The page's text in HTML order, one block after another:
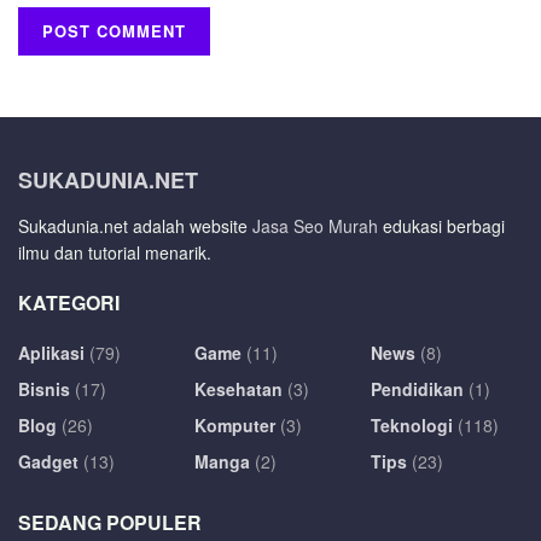
SUKADUNIA.NET
Sukadunia.net adalah website Jasa Seo Murah edukasi berbagi
ilmu dan tutorial menarik.
KATEGORI
Aplikasi (79)
Bisnis (17)
Blog (26)
Gadget (13)
Game (11)
Kesehatan (3)
Komputer(3)
Manga (2)
News (8)
Pendidikan (1)
Teknologi (118)
Tips (23)
SEDANG POPULER